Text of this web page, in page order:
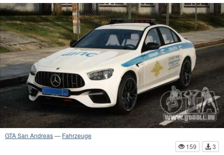
GTA San Andreas— Fahrzeuge
159
3